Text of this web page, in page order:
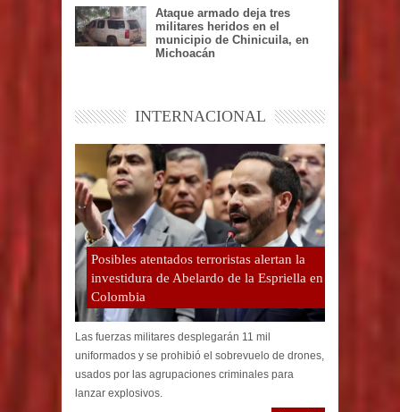
Ataque armado deja tres
militares heridos en el
municipio de Chinicuila, en
Michoacán
INTERNACIONAL
Posibles atentados terroristas alertan la
investidura de Abelardo de la Espriella en
Colombia
Las fuerzas militares desplegarán 11 mil
uniformados y se prohibió el sobrevuelo de drones,
usados por las agrupaciones criminales para
lanzar explosivos.